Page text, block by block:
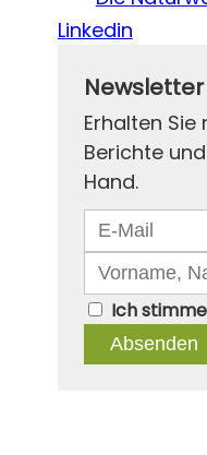
Newsletter
Berichte
Hand.
Ich stimme
Absenden